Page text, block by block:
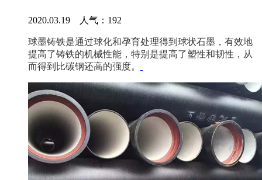
2020.03.19 人气： 192
球墨铸铁是通过球化和孕育处理得到球状石墨，有效地
提高了铸铁的机械性能，特别是提高了塑性和韧性，从
而得到比碳钢还高的强度。